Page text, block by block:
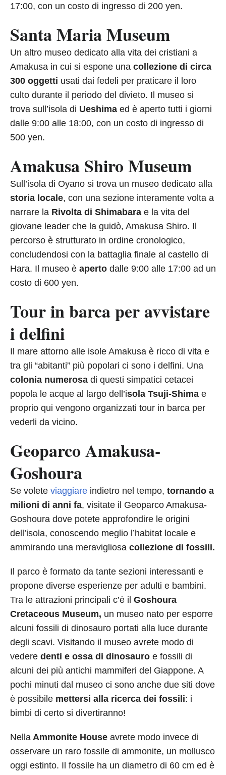
17:00, con un costo di ingresso di 200 yen.
Santa Maria Museum
Un altro museo dedicato alla vita dei cristiani a
Amakusa in cui si espone una collezione di circa
300 oggetti usati dai fedeli per praticare il loro
culto durante il periodo del divieto. Il museo si
trova sull’isola di Ueshima ed è aperto tutti i giorni
dalle 9:00 alle 18:00, con un costo di ingresso di
500 yen.
Amakusa Shiro Museum
Sull’isola di Oyano si trova un museo dedicato alla
storia locale, con una sezione interamente volta a
narrare la Rivolta di Shimabara e la vita del
giovane leader che la guidò, Amakusa Shiro. Il
percorso è strutturato in ordine cronologico,
concludendosi con la battaglia finale al castello di
Hara. Il museo è aperto dalle 9:00 alle 17:00 ad un
costo di 600 yen.
Tour in barca per avvistare
i delfini
Il mare attorno alle isole Amakusa è ricco di vita e
tra gli “abitanti” più popolari ci sono i delfini. Una
colonia numerosa di questi simpatici cetacei
popola le acque al largo dell’isola Tsuji-Shima e
proprio qui vengono organizzati tour in barca per
vederli da vicino.
Geoparco Amakusa-
Goshoura
Se volete viaggiare indietro nel tempo, tornando a
milioni di anni fa, visitate il Geoparco Amakusa-
Goshoura dove potete approfondire le origini
dell’isola, conoscendo meglio l’habitat locale e
ammirando una meravigliosa collezione di fossili.
Il parco è formato da tante sezioni interessanti e
propone diverse esperienze per adulti e bambini.
Tra le attrazioni principali c’è il Goshoura
Cretaceous Museum, un museo nato per esporre
alcuni fossili di dinosauro portati alla luce durante
degli scavi. Visitando il museo avrete modo di
vedere denti e ossa di dinosauro e fossili di
alcuni dei più antichi mammiferi del Giappone. A
pochi minuti dal museo ci sono anche due siti dove
è possibile mettersi alla ricerca dei fossili: i
bimbi di certo si divertiranno!
Nella Ammonite House avrete modo invece di
osservare un raro fossile di ammonite, un mollusco
oggi estinto. Il fossile ha un diametro di 60 cm ed è